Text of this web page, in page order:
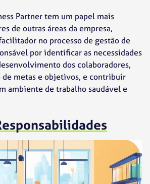
Partner tem um papel mais
de outras áreas da empresa,
no processo de gestão de
por identificar as necessidades
dos colaboradores,
de metas e objetivos, e contribuir
ambiente de trabalho saudável e